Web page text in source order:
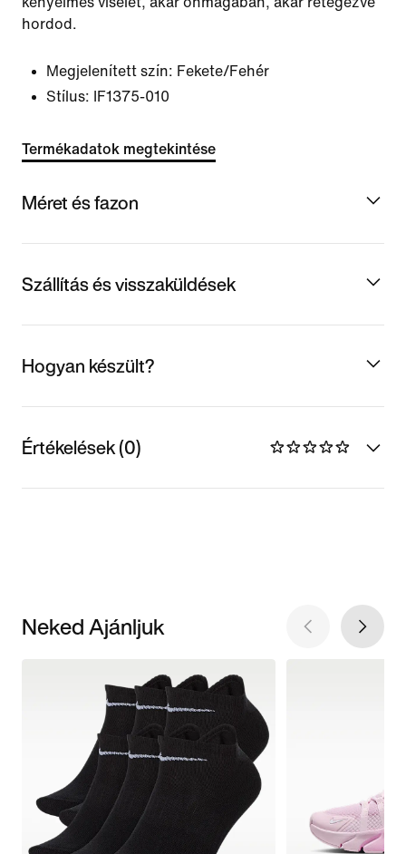
hordod.
Megjelenített szín: Fekete/Fehér
Stílus:
IF1375-010
Termékadatok megtekintése
Méret és fazon
Szállítás és visszaküldések
Hogyan készült?
Értékelések (0)
Neked Ajánljuk